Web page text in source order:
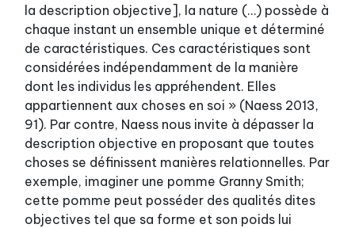
la description objective], la nature (…) possède à
chaque instant un ensemble unique et déterminé
de caractéristiques. Ces caractéristiques sont
considérées indépendamment de la manière
dont les individus les appréhendent. Elles
appartiennent aux choses en soi » (Naess 2013,
91). Par contre, Naess nous invite à dépasser la
description objective en proposant que toutes
choses se définissent manières relationnelles. Par
exemple, imaginer une pomme Granny Smith;
cette pomme peut posséder des qualités dites
objectives tel que sa forme et son poids lui